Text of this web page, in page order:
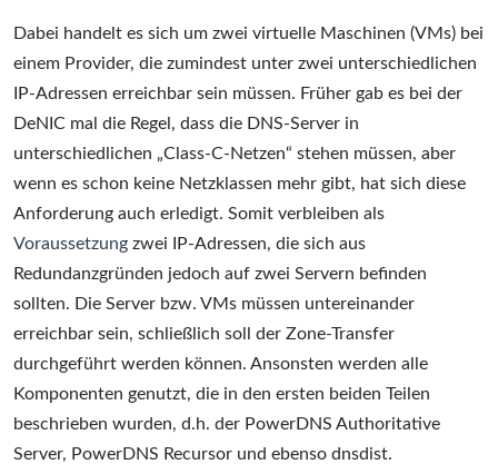
Dabei handelt es sich um zwei virtuelle Maschinen (VMs) bei
einem Provider, die zumindest unter zwei unterschiedlichen
IP-Adressen erreichbar sein müssen. Früher gab es bei der
DeNIC mal die Regel, dass die DNS-Server in
unterschiedlichen „Class-C-Netzen“ stehen müssen, aber
wenn es schon keine Netzklassen mehr gibt, hat sich diese
Anforderung auch erledigt. Somit verbleiben als
Voraussetzung zwei IP-Adressen, die sich aus
Redundanzgründen jedoch auf zwei Servern befinden
sollten. Die Server bzw. VMs müssen untereinander
erreichbar sein, schließlich soll der Zone-Transfer
durchgeführt werden können. Ansonsten werden alle
Komponenten genutzt, die in den ersten beiden Teilen
beschrieben wurden, d.h. der PowerDNS Authoritative
Server, PowerDNS Recursor und ebenso dnsdist.